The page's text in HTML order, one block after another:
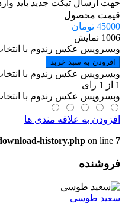
جهت ارسال تیکت جدید باید
قیمت محصول
45000 تومان
1006 نمایش
وبسرویس عکس رندوم با
افزودن به سبد خرید
وبسرویس عکس رندوم با
1 از 1 رای
وبسرویس عکس رندوم با
افزودن به علاقه مندی ها
history.php on line 7
فروشنده
سعید طوسی